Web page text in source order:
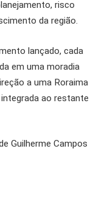
risco
da região.
lançado, cada
em uma moradia
a uma Roraima
ao restante
Guilherme Campos